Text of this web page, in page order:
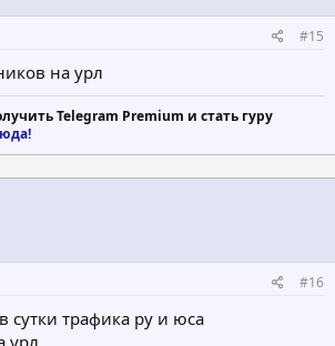
#15
на урл
Telegram Premium и стать гуру
#16
сутки трафика ру и юса